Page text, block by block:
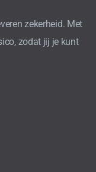
zekerheid. Met
zodat jij je kunt